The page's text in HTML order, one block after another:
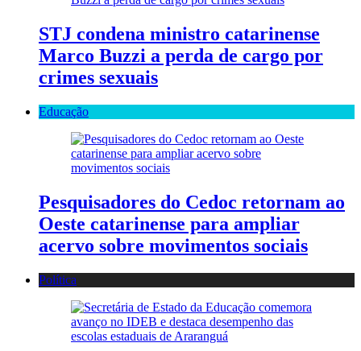
STJ condena ministro catarinense
Marco Buzzi a perda de cargo por
crimes sexuais
Educação
Pesquisadores do Cedoc retornam ao
Oeste catarinense para ampliar
acervo sobre movimentos sociais
Política